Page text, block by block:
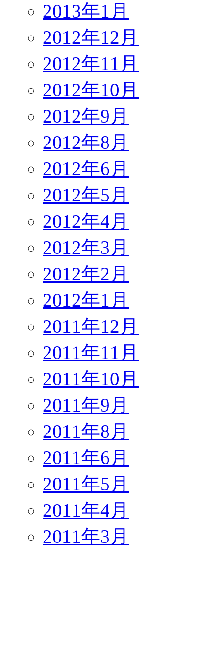
2013年1月
2012年12月
2012年11月
2012年10月
2012年9月
2012年8月
2012年6月
2012年5月
2012年4月
2012年3月
2012年2月
2012年1月
2011年12月
2011年11月
2011年10月
2011年9月
2011年8月
2011年6月
2011年5月
2011年4月
2011年3月